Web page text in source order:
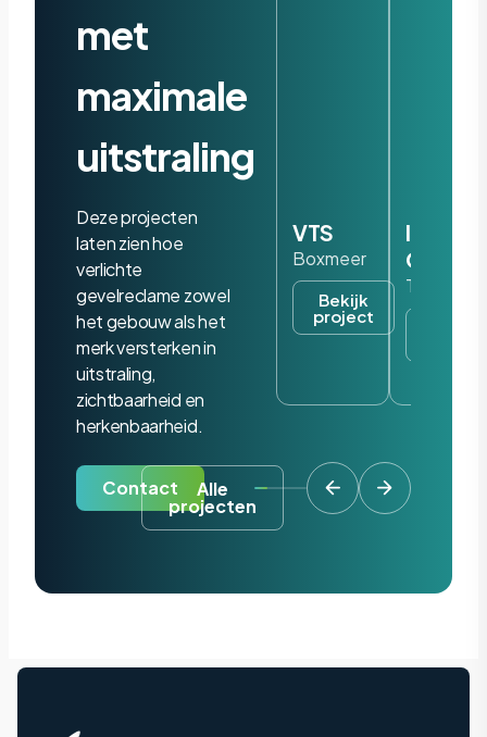
met
maximale
uitstraling
Deze projecten
laten zien hoe
verlichte
gevelreclame zowel
het gebouw als het
merk versterken in
uitstraling,
zichtbaarheid en
herkenbaarheid.
Contact Alle
projecten
VTS
Boxmeer
Bekijk
project
Iris
Tilburg